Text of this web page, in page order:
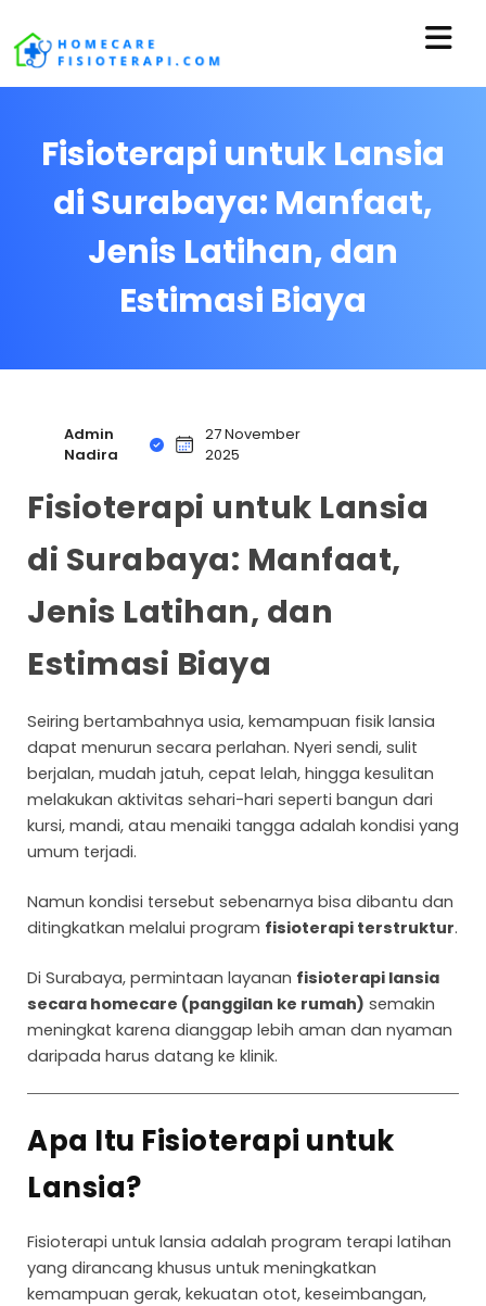
Fisioterapi untuk Lansia
di Surabaya: Manfaat,
Jenis Latihan, dan
Estimasi Biaya
Admin
Nadira
27 November
2025
Fisioterapi untuk Lansia
di Surabaya: Manfaat,
Jenis Latihan, dan
Estimasi Biaya
Seiring bertambahnya usia, kemampuan fisik lansia
dapat menurun secara perlahan. Nyeri sendi, sulit
berjalan, mudah jatuh, cepat lelah, hingga kesulitan
melakukan aktivitas sehari-hari seperti bangun dari
kursi, mandi, atau menaiki tangga adalah kondisi yang
umum terjadi.
Namun kondisi tersebut sebenarnya bisa dibantu dan
ditingkatkan melalui program fisioterapi terstruktur.
Di Surabaya, permintaan layanan fisioterapi lansia
secara homecare (panggilan ke rumah) semakin
meningkat karena dianggap lebih aman dan nyaman
daripada harus datang ke klinik.
Apa Itu Fisioterapi untuk
Lansia?
Fisioterapi untuk lansia adalah program terapi latihan
yang dirancang khusus untuk meningkatkan
kemampuan gerak, kekuatan otot, keseimbangan,